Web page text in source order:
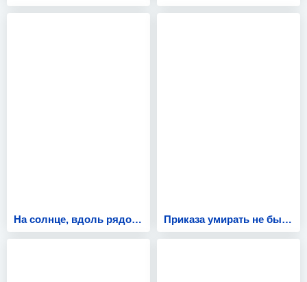
На солнце, вдоль рядов кукурузы Приказа умирать не было